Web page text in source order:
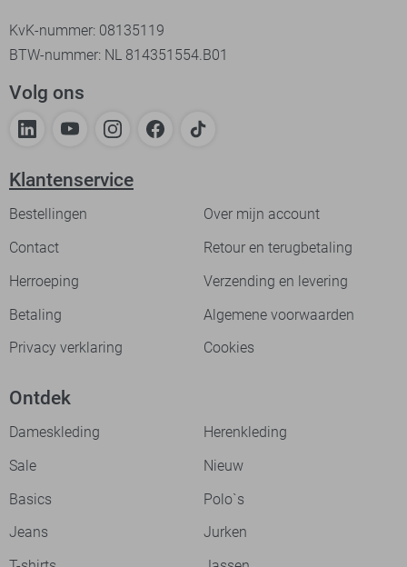
KvK-nummer: 08135119
BTW-nummer: NL 814351554.B01
Volg ons
Klantenservice
Bestellingen
Over mijn account
Contact
Retour en terugbetaling
Herroeping
Verzending en levering
Betaling
Algemene voorwaarden
Privacy verklaring
Cookies
Ontdek
Dameskleding
Herenkleding
Sale
Nieuw
Basics
Polo`s
Jeans
Jurken